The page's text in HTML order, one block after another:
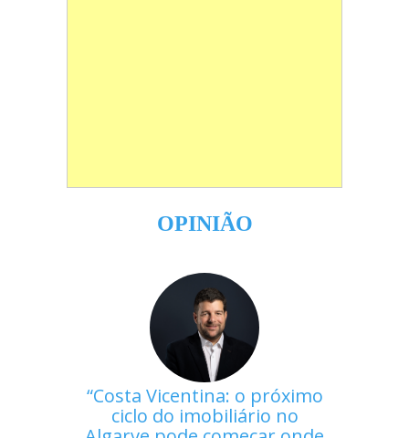
OPINIÃO
Costa Vicentina: o próximo
ciclo do imobiliário no